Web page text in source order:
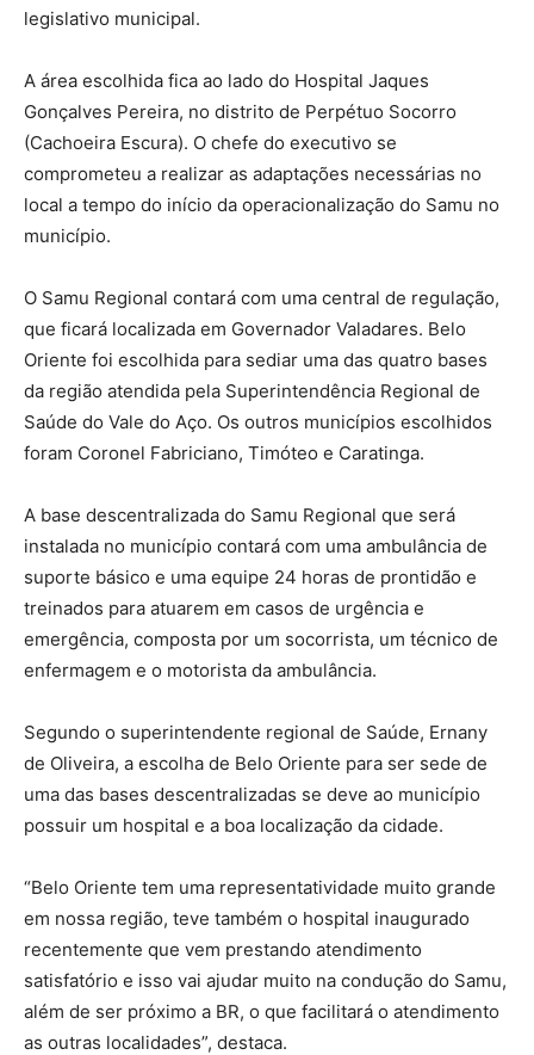
legislativo municipal.
A área escolhida fica ao lado do Hospital Jaques
Gonçalves Pereira, no distrito de Perpétuo Socorro
(Cachoeira Escura). O chefe do executivo se
comprometeu a realizar as adaptações necessárias no
local a tempo do início da operacionalização do Samu no
município.
O Samu Regional contará com uma central de regulação,
que ficará localizada em Governador Valadares. Belo
Oriente foi escolhida para sediar uma das quatro bases
da região atendida pela Superintendência Regional de
Saúde do Vale do Aço. Os outros municípios escolhidos
foram Coronel Fabriciano, Timóteo e Caratinga.
A base descentralizada do Samu Regional que será
instalada no município contará com uma ambulância de
suporte básico e uma equipe 24 horas de prontidão e
treinados para atuarem em casos de urgência e
emergência, composta por um socorrista, um técnico de
enfermagem e o motorista da ambulância.
Segundo o superintendente regional de Saúde, Ernany
de Oliveira, a escolha de Belo Oriente para ser sede de
uma das bases descentralizadas se deve ao município
possuir um hospital e a boa localização da cidade.
“Belo Oriente tem uma representatividade muito grande
em nossa região, teve também o hospital inaugurado
recentemente que vem prestando atendimento
satisfatório e isso vai ajudar muito na condução do Samu,
além de ser próximo a BR, o que facilitará o atendimento
as outras localidades”, destaca.